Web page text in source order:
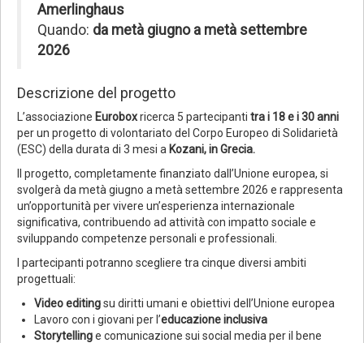
Amerlinghaus
Quando: da metà giugno a metà settembre
2026
Descrizione del progetto
L’associazione Euroboxricerca 5 partecipanti tra i 18 e i 30 anni
per un progetto di volontariato del Corpo Europeo di Solidarietà
(ESC) della durata di 3 mesi a Kozani, in Grecia.
Il progetto, completamente finanziato dall’Unione europea, si
svolgerà da metà giugno a metà settembre 2026 e rappresenta
un’opportunità per vivere un’esperienza internazionale
significativa, contribuendo ad attività con impatto sociale e
sviluppando competenze personali e professionali.
I partecipanti potranno scegliere tra cinque diversi ambiti
progettuali:
Video editingsu diritti umani e obiettivi dell’Unione europea
Lavoro con i giovani per l’educazione inclusiva
Storytellinge comunicazione sui social media per il bene